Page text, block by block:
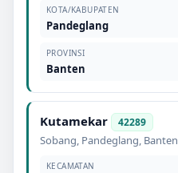
KOTA/KABUPATEN
Pandeglang
PROVINSI
Banten
Kutamekar 42289
Sobang, Pandeglang, Banten
KECAMATAN